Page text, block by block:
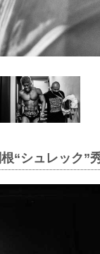
“シュレック”